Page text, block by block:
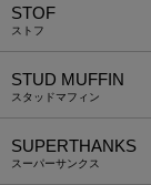
STOF
ストフ
STUD MUFFIN
スタッドマフィン
SUPERTHANKS
スーパーサンクス